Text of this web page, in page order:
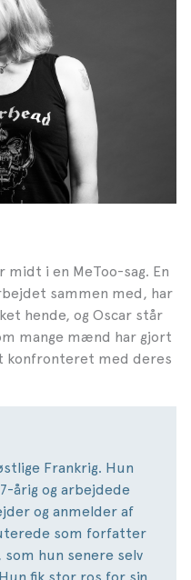
midt i en MeToo-sag. En
sammen med, har
hende, og Oscar står
mange mænd har gjort
konfronteret med deres
Frankrig. Hun
årig og arbejdede
og anmelder af
som forfatter
som hun senere selv
fik stor ros for sin